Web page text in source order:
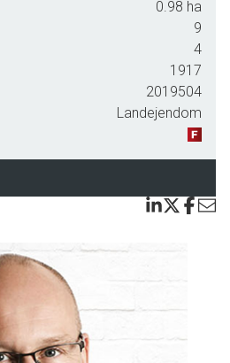
stenstrand med bademuligheder og udsigt
sig.
flot vue ud over Lindelse Nor. Ristinge
kun en kort køretur væk, og der er flere
skolebus, som kører til Rudkøbing og
og daginstitution. Renoveringen af huset er
dag.
0.98 ha
9
4
1917
2019504
Landejendom